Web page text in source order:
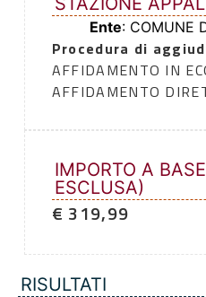
Ente: COMUNE
Procedura di
AFFIDAMENTO IN
AFFIDAMENTO
IMPORTO A
ESCLUSA)
€ 319,99
RISULTATI